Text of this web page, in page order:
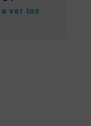
ver los